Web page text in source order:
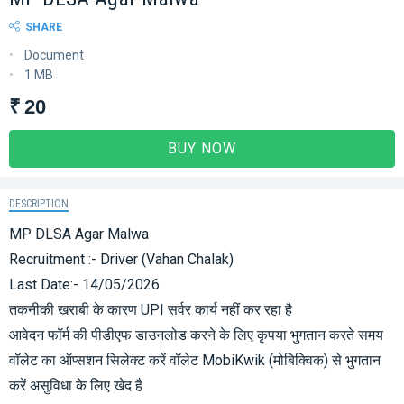
SHARE
Document
1 MB
₹ 20
BUY NOW
DESCRIPTION
MP DLSA Agar Malwa
Recruitment :- Driver (Vahan Chalak)
Last Date:- 14/05/2026
तकनीकी खराबी के कारण UPI सर्वर कार्य नहीं कर रहा है
आवेदन फॉर्म की पीडीएफ डाउनलोड करने के लिए कृपया भुगतान करते समय
वॉलेट का ऑप्सशन सिलेक्ट करें वॉलेट MobiKwik (मोबिक्विक) से भुगतान
करें असुविधा के लिए खेद है